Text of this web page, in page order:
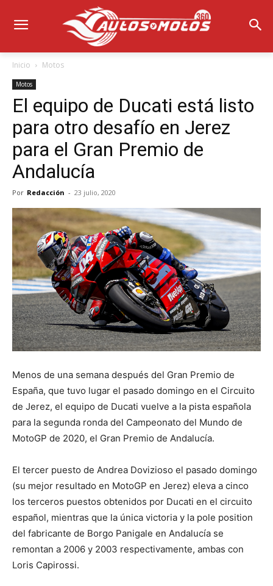
Inicio Motos
Motos
El equipo de Ducati está listo
para otro desafío en Jerez
para el Gran Premio de
Andalucía
Por Redacción - 23 julio, 2020
Menos de una semana después del Gran Premio de
España, que tuvo lugar el pasado domingo en el Circuito
de Jerez, el equipo de Ducati vuelve a la pista española
para la segunda ronda del Campeonato del Mundo de
MotoGP de 2020, el Gran Premio de Andalucía.
El tercer puesto de Andrea Dovizioso el pasado domingo
(su mejor resultado en MotoGP en Jerez) eleva a cinco
los terceros puestos obtenidos por Ducati en el circuito
español, mientras que la única victoria y la pole position
del fabricante de Borgo Panigale en Andalucía se
remontan a 2006 y 2003 respectivamente, ambas con
Loris Capirossi.